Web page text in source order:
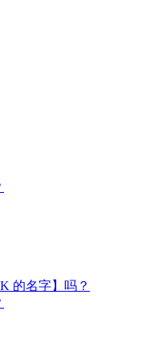
的名字】吗？